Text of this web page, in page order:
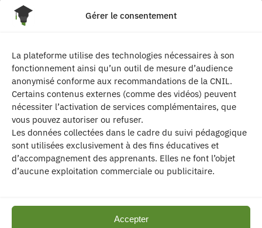
Gérer le consentement
La plateforme utilise des technologies nécessaires à son
fonctionnement ainsi qu’un outil de mesure d’audience
anonymisé conforme aux recommandations de la CNIL.
Certains contenus externes (comme des vidéos) peuvent
nécessiter l’activation de services complémentaires, que
vous pouvez autoriser ou refuser.
Les données collectées dans le cadre du suivi pédagogique
sont utilisées exclusivement à des fins éducatives et
d’accompagnement des apprenants. Elles ne font l’objet
d’aucune exploitation commerciale ou publicitaire.
Accepter
4 Rue Georges Pompidou
Suivez-nous
| Les contenus publiés sur ce site sont